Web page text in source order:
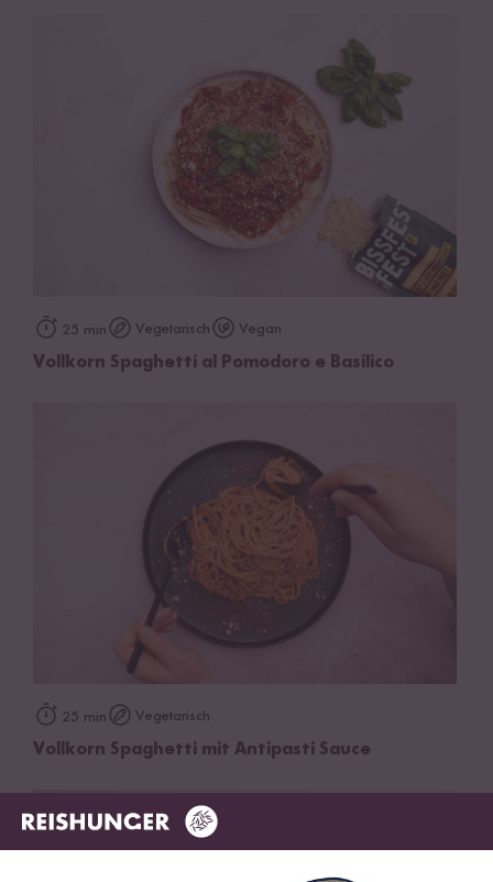
25 min Vegetarisch Vegan
Vollkorn Spaghetti al Pomodoro e Basilico
25 min Vegetarisch
Vollkorn Spaghetti mit Antipasti Sauce